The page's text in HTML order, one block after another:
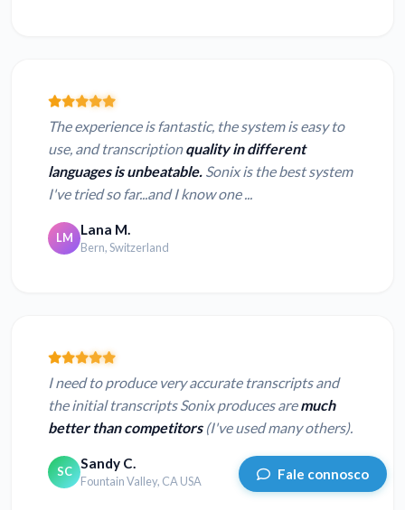
The experience is fantastic, the system is easy to
use, and transcriptionquality in different
languages is unbeatable. Sonix is the best system
I've tried so far...and I know one ...
LM Lana M.
Bern, Switzerland
I need to produce very accurate transcripts and
the initial transcripts Sonix produces aremuch
better than competitors(I've used many others).
SC Sandy C.
Fountain Valley, CA USA Fale connosco